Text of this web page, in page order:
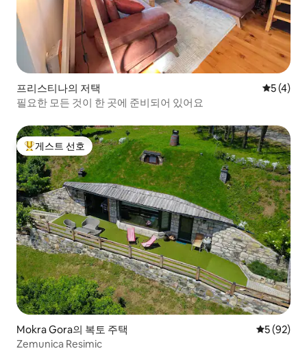
프리스티나의 저택 평점 5점
5 (4)
필요한 모든 것이 한 곳에 준비되어 있어요
상위 게스트 선호
게스트 선호
Mokra Gora의 복토 주택 평점 5점(5
5 (92)
Zemunica Resimic